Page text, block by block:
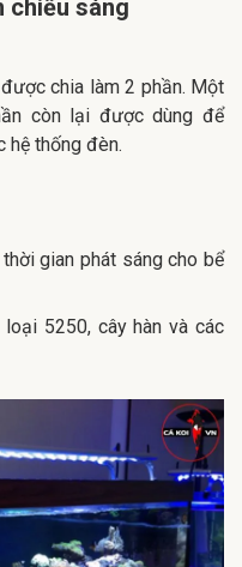
chiếu sáng
chia làm 2 phần. Một
còn lại được dùng để
hệ thống đèn.
gian phát sáng cho bể
5250, cây hàn và các